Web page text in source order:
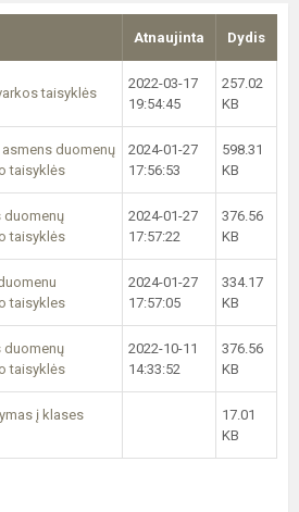
Atnaujinta Dydis
taisyklės
2022-03-17
19:54:45
257.02
KB
duomenų
taisyklės
2024-01-27
17:56:53
598.31
KB
duomenų
taisyklės
2024-01-27
17:57:22
376.56
KB
taisykles
2024-01-27
17:57:05
334.17
KB
duomenų
taisyklės
2022-10-11
14:33:52
376.56
KB
į klases
17.01
KB